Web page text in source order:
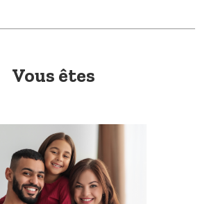
Vous êtes